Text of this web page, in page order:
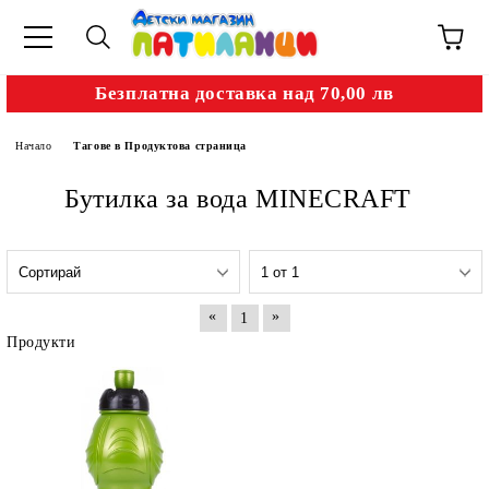
Безплатна доставка над 70,00 лв
Начало Тагове в Продуктова страница
Бутилка за вода MINECRAFT
« 1
»
Продукти